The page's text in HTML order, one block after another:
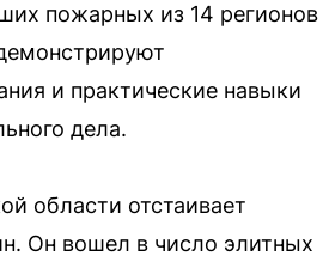
пожарных из 14 регионов
и практические навыки
дела.
области отстаивает
Он вошел в число элитных